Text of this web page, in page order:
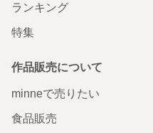
ランキング
特集
作品販売について
minneで売りたい
食品販売